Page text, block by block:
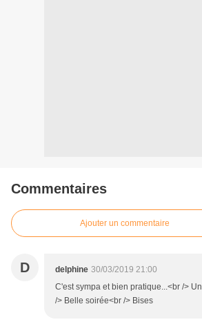
Commentaires
Ajouter un commentaire
D delphine 30/03/2019 21:00
C'est sympa et bien pratique...<br />
/> Belle soirée<br /> Bises